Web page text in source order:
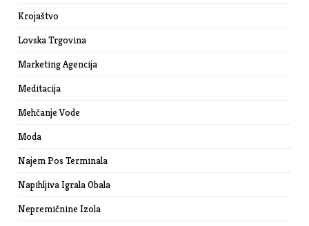
Krojaštvo
Lovska Trgovina
Marketing Agencija
Meditacija
Mehčanje Vode
Moda
Najem Pos Terminala
Napihljiva Igrala Obala
Nepremičnine Izola